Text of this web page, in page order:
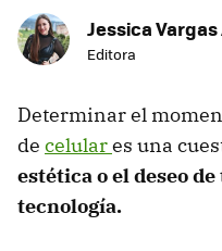
Jessica Vargas
Editora
Determinar el
de celulares una
estética o el deseo
tecnología.